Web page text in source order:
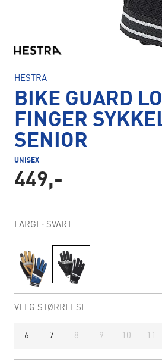
HESTRA
BIKE GUARD
FINGER
SENIOR
UNISEX
449,-
FARGE: SVART
VELG STØRRELSE
6 7 8 9 10 11